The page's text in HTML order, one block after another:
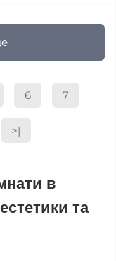
6 7
>|
в
та